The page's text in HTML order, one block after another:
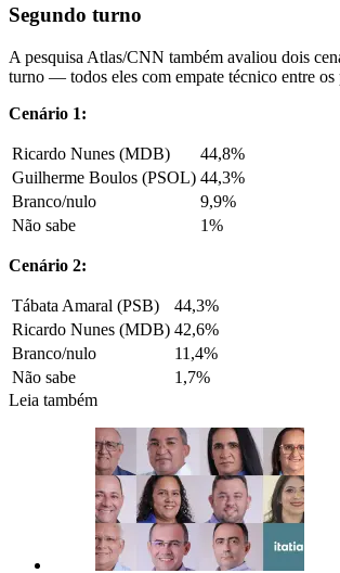
Segundo turno
A pesquisa Atlas/CNN também avaliou dois
turno — todos eles com empate técnico entre os
Cenário 1:
Ricardo Nunes (MDB)
44,8%
Guilherme Boulos (PSOL) 44,3%
Branco/nulo
9,9%
Não sabe
1%
Cenário 2:
Tábata Amaral (PSB)
44,3%
Ricardo Nunes (MDB) 42,6%
Branco/nulo
11,4%
Não sabe
1,7%
Leia também